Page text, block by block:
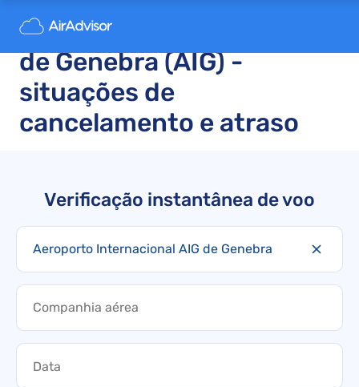
Aeroporto Internacional
de Genebra (AIG) -
situações de
cancelamento e atraso
Verificação instantânea de voo
Aeroporto Internacional AIG de Genebra